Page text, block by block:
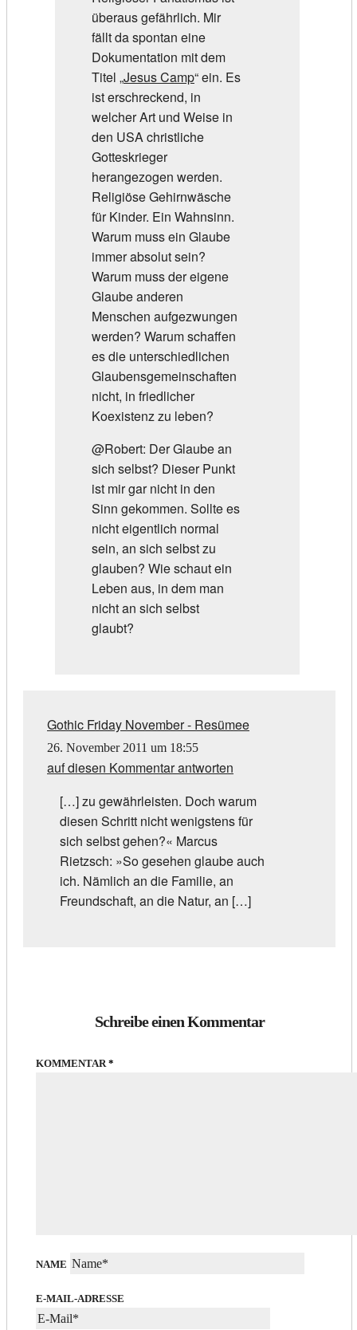
überaus gefährlich. Mir
fällt da spontan eine
Dokumentation mit dem
Titel „Jesus Camp“ ein. Es
ist erschreckend, in
welcher Art und Weise in
den USA christliche
Gotteskrieger
herangezogen werden.
Religiöse Gehirnwäsche
für Kinder. Ein Wahnsinn.
Warum muss ein Glaube
immer absolut sein?
Warum muss der eigene
Glaube anderen
Menschen aufgezwungen
werden? Warum schaffen
es die unterschiedlichen
Glaubensgemeinschaften
nicht, in friedlicher
Koexistenz zu leben?
@Robert: Der Glaube an
sich selbst? Dieser Punkt
ist mir gar nicht in den
Sinn gekommen. Sollte es
nicht eigentlich normal
sein, an sich selbst zu
glauben? Wie schaut ein
Leben aus, in dem man
nicht an sich selbst
glaubt?
Gothic Friday November - Resümee
26. November 2011 um 18:55
auf diesen Kommentar antworten
[…] zu gewähr­leis­ten. Doch warum
die­sen Schritt nicht wenigs­tens für
sich selbst gehen?« Mar­cus
Rietzsch: »So gese­hen glaube auch
ich. Näm­lich an die Fami­lie, an
Freund­schaft, an die Natur, an […]
Schreibe einen Kommentar
KOMMENTAR*
NAME
E-MAIL-ADRESSE